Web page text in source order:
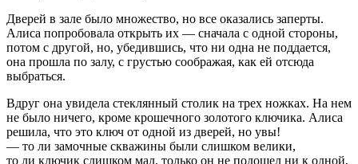
Дверей в зале было множество, но все оказались заперты.
Алиса попробовала открыть их — сначала с одной стороны,
потом с другой, но, убедившись, что ни одна не поддается,
она прошла по залу, с грустью соображая, как ей отсюда
выбраться.
Вдруг она увидела стеклянный столик на трех ножках. На нем
не было ничего, кроме крошечного золотого ключика. Алиса
решила, что это ключ от одной из дверей, но увы!
— то ли замочные скважины были слишком велики,
то ли ключик слишком мал, только он не подошел ни к одной,